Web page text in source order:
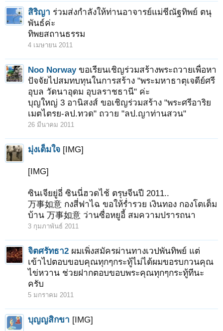
สิริญา ร่วมส่งกำลังให้ท่านอาจารย์แม่ชีณัฐทิพย์ ตนุ
พันธ์ค่ะ
ทิพยสถานธรรม
4 เมษายน 2011
Noo Norway ขอเรียนเชิญร่วมสร้างพระถวายเพื่อหา
ปัจจัยไปสมทบทุนในการสร้าง "พระมหาธาตุเจดีย์ศรี
อุบล วัดนาอุดม อุบลราชธานี" ค่ะ
บุญใหญ่ 3 อานิสงส์ ขอเชิญร่วมสร้าง "พระศรีอาริย
เมตไตรย-ลป.ทวด" ถวาย "ลป.ญาท่านสวน"
26 มีนาคม 2011
มุ่งเต็มใจ [IMG]
[IMG]
ซินเจียยู่อี่ ซินนี่ฮวดไช้ ตรุษจีนปี 2011..
万事如意 กงสี่ฟาไฉ ขอให้ร่ำรวย เงินทอง กองโตเต็ม
บ้าน 万事如意 ว่านซื่อหยูอี้ สมความปรารถนา
3 กุมภาพันธ์ 2011
จิตศรัทธา2 ผมเพิ่งสมัครผ่านทางเวปพันทิพย์ แต่
เข้าไปตอบขอบคุณทุกๆกระทู้ไม่ได้ผมขอรบกวนคุณ
ไข่หวาน ช่วยฝากตอบขอบพระคุณทุกๆกระทู้ทีนะ
ครับ
5 มกราคม 2011
บุญญสิกขา [IMG]